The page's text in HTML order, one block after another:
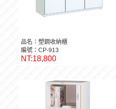
品名：塑鋼收納櫃
編號：CP-913
NT:18,800